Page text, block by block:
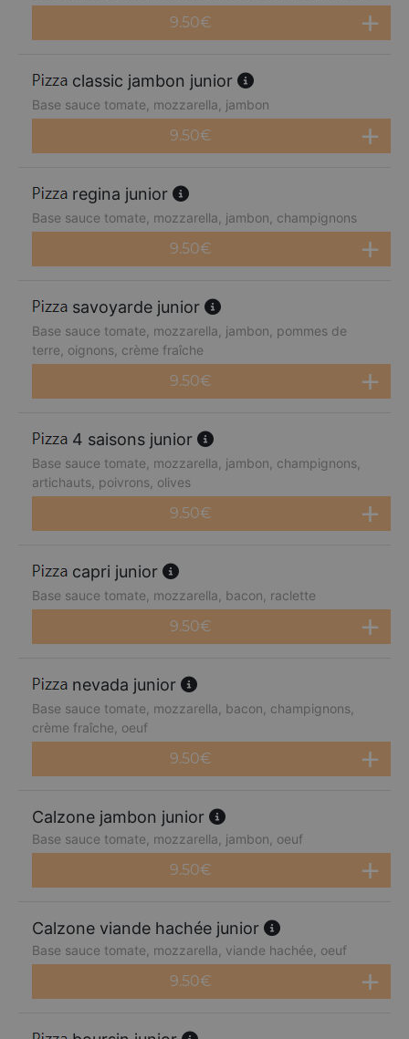
9.50€
classic jambon junior
Base sauce tomate, mozzarella, jambon
9.50€
regina junior
Base sauce tomate, mozzarella, jambon, champignons
9.50€
savoyarde junior
Base sauce tomate, mozzarella, jambon, pommes de
terre, oignons, crème fraîche
9.50€
4 saisons junior
Base sauce tomate, mozzarella, jambon, champignons,
artichauts, poivrons, olives
9.50€
capri junior
Base sauce tomate, mozzarella, bacon, raclette
9.50€
nevada junior
Base sauce tomate, mozzarella, bacon, champignons,
crème fraîche, oeuf
9.50€
Calzone jambon junior
Base sauce tomate, mozzarella, jambon, oeuf
9.50€
Calzone viande hachée junior
Base sauce tomate, mozzarella, viande hachée, oeuf
9.50€